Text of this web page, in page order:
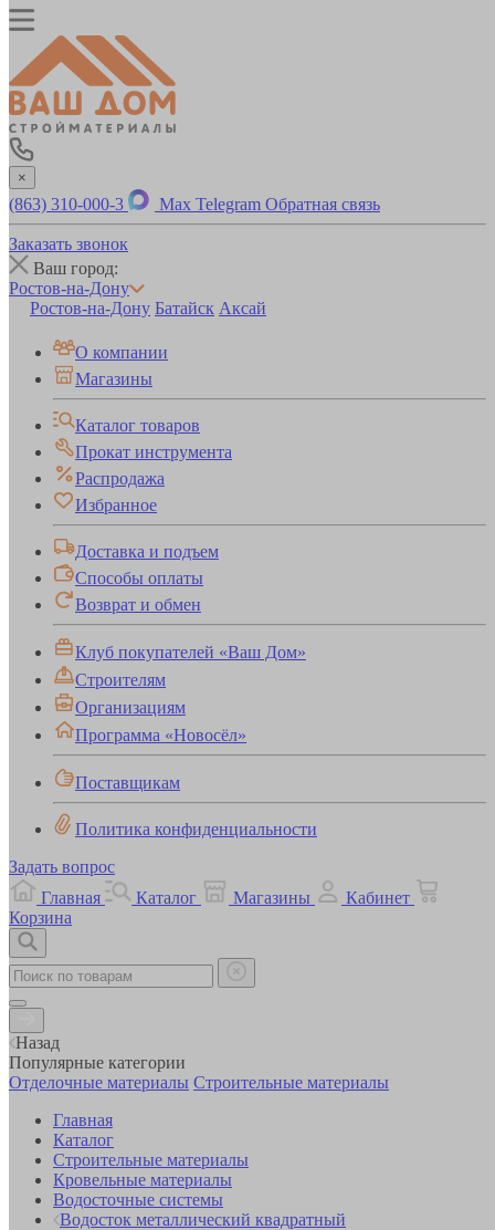
×
(863) 310-000-3 Max Telegram Обратная связь
Заказать звонок
Ваш город:
Ростов-на-Дону
Ростов-на-Дону Батайск Аксай
О компании
Магазины
Каталог товаров
Прокат инструмента
Распродажа
Избранное
Доставка и подъем
Способы оплаты
Возврат и обмен
Клуб покупателей «Ваш Дом»
Строителям
Организациям
Программа «Новосёл»
Поставщикам
Политика конфиденциальности
Задать вопрос
Главная
Каталог Магазины
Кабинет
Корзина
Назад
Популярные категории
Отделочные материалы Строительные материалы
Главная
Каталог
Строительные материалы
Кровельные материалы
Водосточные системы
Водосток металлический квадратный